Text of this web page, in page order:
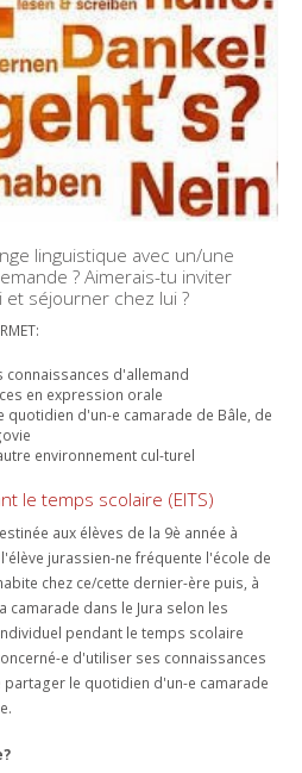
linguistique avec un/une
? Aimerais-tu inviter
séjourner chez lui ?
d'allemand
en expression orale
d'un-e camarade de Bâle, de
environnement cul-turel
le temps scolaire (EITS)
aux élèves de la 9è année à
jurassien-ne fréquente l'école de
chez ce/cette dernier-ère puis, à
camarade dans le Jura selon les
pendant le temps scolaire
e d'utiliser ses connaissances
le quotidien d'un-e camarade